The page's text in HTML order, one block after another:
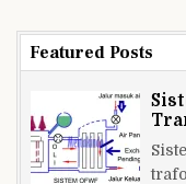
Featured Posts